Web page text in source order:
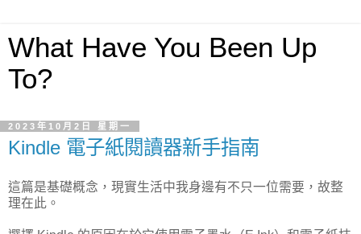
What Have You Been Up
To?
2023年10月2日 星期一
Kindle 電子紙閱讀器新手指南
這篇是基礎概念，現實生活中我身邊有不只一位需要，故整
理在此。